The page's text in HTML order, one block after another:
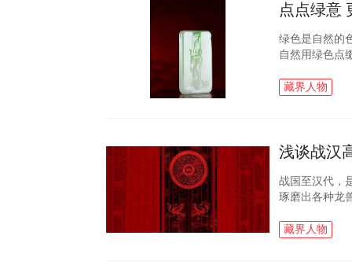
点点绿意
绿色是自然
自然用绿色
郁的花香扑面
藏界人物
浅谈战汉
战国至汉代，
琢磨出各种龙
惊讶。 战
藏界人物